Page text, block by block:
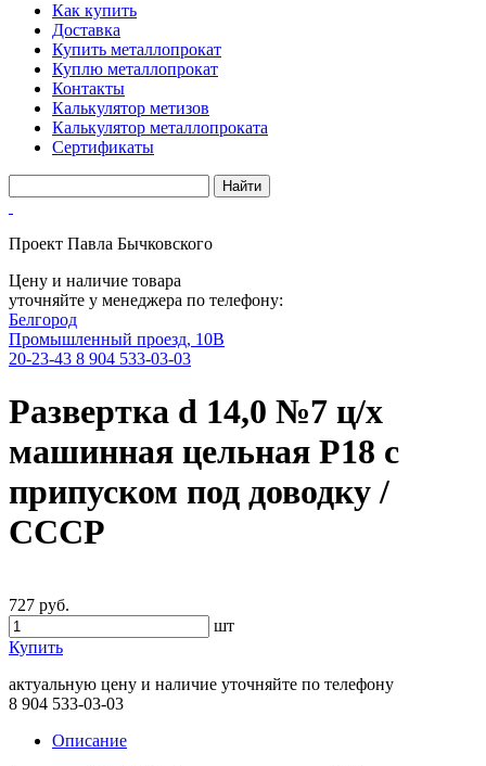
Как купить
Доставка
Купить металлопрокат
Куплю металлопрокат
Контакты
Калькулятор метизов
Калькулятор металлопроката
Сертификаты
Проект Павла Бычковского
Цену и наличие товара
уточняйте у менеджера по телефону:
Белгород
Промышленный проезд, 10В
20-23-43 8 904 533-03-03
Развертка d 14,0 №7 ц/х
машинная цельная Р18 с
припуском под доводку /
СССР
727 руб.
шт
Купить
актуальную цену и наличие уточняйте по телефону
8 904 533-03-03
Описание